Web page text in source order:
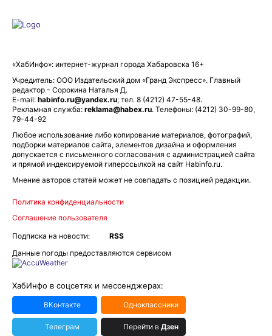
«ХабИнфо»: интернет-журнал города Хабаровска 16+
Учредитель: ООО Издательский дом «Гранд Экспресс». Главный
редактор - Сорокина Наталья Д.
E-mail: habinfo.ru@yandex.ru; тел. 8 (4212) 47-55-48.
Рекламная служба: reklama@habex.ru. Телефоны: (4212) 30-99-80,
79-44-92
Любое использование либо копирование материалов, фотографий,
подборки материалов сайта, элементов дизайна и оформления
допускается с письменного согласования с администрацией сайта
и прямой индексируемой гиперссылкой на сайт Habinfo.ru.
Мнение авторов статей может не совпадать с позицией редакции.
Политика конфиденциальности
Соглашение пользователя
Подписка на новости:
RSS
Данные погоды предоставляются сервисом
ХабИнфо в соцсетях и мессенджерах:
ВКонтакте Одноклассники
Телеграм Перейти в Дзен